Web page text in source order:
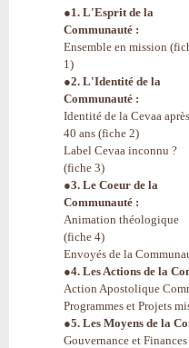
●1. L'Esprit de la
Communauté :
Ensemble en mission
1)
●2. L'Identité de la
Communauté :
Identité de la Cevaa après
40 ans (fiche 2)
Label Cevaa inconnu ?
(fiche 3)
●3. Le Coeur de la
Communauté :
Animation théologique
(fiche 4)
Envoyés de la
●4. Les Actions de la
Action Apostolique
Programmes et Projets
●5. Les Moyens de la
Gouvernance et